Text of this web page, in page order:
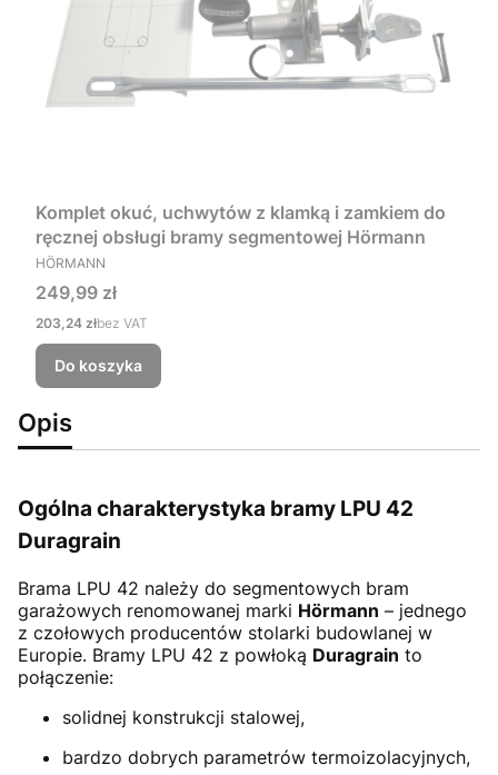
Komplet okuć, uchwytów z klamką i zamkiem do
ręcznej obsługi bramy segmentowej Hörmann
PRODUCENT
HÖRMANN
Cena
249,99 zł
Cena
203,24 złbez VAT
Do koszyka
Opis
Ogólna charakterystyka bramy LPU 42
Duragrain
Brama LPU 42 należy do segmentowych bram
garażowych renomowanej marki Hörmann – jednego
z czołowych producentów stolarki budowlanej w
Europie. Bramy LPU 42 z powłoką Duragrain to
połączenie:
solidnej konstrukcji stalowej,
bardzo dobrych parametrów termoizolacyjnych,